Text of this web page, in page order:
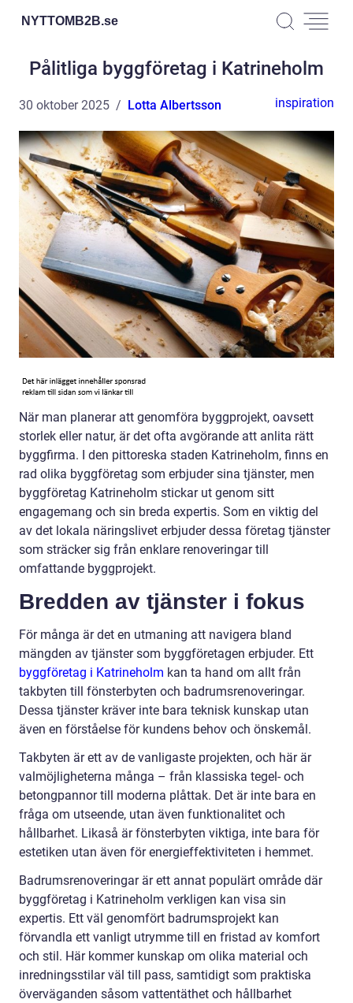
NYTTOMB2B.se
Pålitliga byggföretag i Katrineholm
30 oktober 2025 Lotta Albertsson inspiration
När man planerar att genomföra byggprojekt, oavsett
storlek eller natur, är det ofta avgörande att anlita rätt
byggfirma. I den pittoreska staden Katrineholm, finns en
rad olika byggföretag som erbjuder sina tjänster, men
byggföretag Katrineholm stickar ut genom sitt
engagemang och sin breda expertis. Som en viktig del
av det lokala näringslivet erbjuder dessa företag tjänster
som sträcker sig från enklare renoveringar till
omfattande byggprojekt.
Bredden av tjänster i fokus
För många är det en utmaning att navigera bland
mängden av tjänster som byggföretagen erbjuder. Ett
byggföretag i Katrineholm kan ta hand om allt från
takbyten till fönsterbyten och badrumsrenoveringar.
Dessa tjänster kräver inte bara teknisk kunskap utan
även en förståelse för kundens behov och önskemål.
Takbyten är ett av de vanligaste projekten, och här är
valmöjligheterna många – från klassiska tegel- och
betongpannor till moderna plåttak. Det är inte bara en
fråga om utseende, utan även funktionalitet och
hållbarhet. Likaså är fönsterbyten viktiga, inte bara för
estetiken utan även för energieffektiviteten i hemmet.
Badrumsrenoveringar är ett annat populärt område där
byggföretag i Katrineholm verkligen kan visa sin
expertis. Ett väl genomfört badrumsprojekt kan
förvandla ett vanligt utrymme till en fristad av komfort
och stil. Här kommer kunskap om olika material och
inredningsstilar väl till pass, samtidigt som praktiska
överväganden såsom vattentäthet och hållbarhet